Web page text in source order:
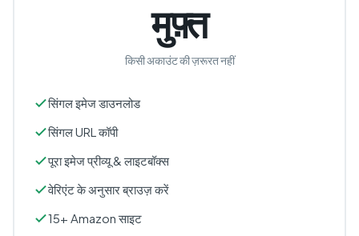
मुफ़्त
किसी अकाउंट की ज़रूरत नहीं
सिंगल इमेज डाउनलोड
सिंगल URL कॉपी
पूरा इमेज प्रीव्यू & लाइटबॉक्स
वेरिएंट के अनुसार ब्राउज़ करें
15+ Amazon साइट